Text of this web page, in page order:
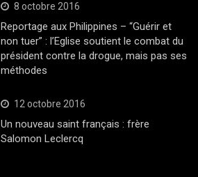
8 octobre 2016
Reportage aux Philippines – “Guérir et
non tuer” : l’Eglise soutient le combat du
président contre la drogue, mais pas ses
méthodes
12 octobre 2016
Un nouveau saint français : frère
Salomon Leclercq